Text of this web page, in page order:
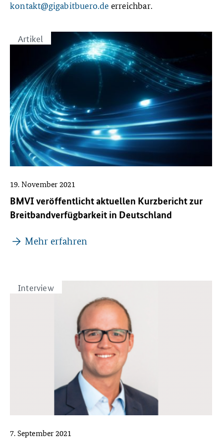
kontakt@gigabitbuero.de erreichbar.
Artikel
BMVI veröffentlicht aktuellen Kurzbericht zur
Breitbandverfügbarkeit in Deutschland
19. November 2021
Mehr erfahren
Interview
7. September 2021